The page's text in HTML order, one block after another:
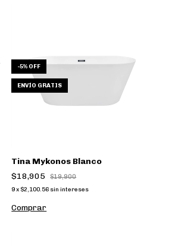
-5% OFF
ENVÍO GRATIS
Tina Mykonos Blanco
$18,905
$19,900
9x $2,100.56 sin intereses
Comprar